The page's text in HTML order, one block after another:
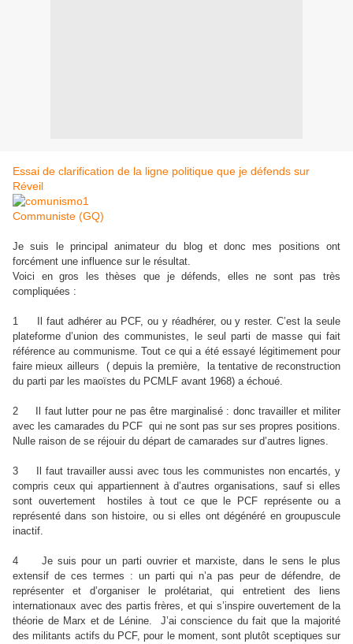
Essai de clarification de la ligne politique que je défends sur
Réveil
Communiste (GQ)
Je suis le principal animateur du blog et donc mes positions ont
forcément une influence sur le résultat.
Voici en gros les thèses que je défends, elles ne sont pas très
compliquées :
1 Il faut adhérer au PCF, ou y réadhérer, ou y rester. C’est la seule
plateforme d’union des communistes, le seul parti de masse qui fait
référence au communisme. Tout ce qui a été essayé légitimement pour
faire mieux ailleurs ( depuis la première, la tentative de reconstruction
du parti par les maoïstes du PCMLF avant 1968) a échoué.
2 Il faut lutter pour ne pas être marginalisé : donc travailler et militer
avec les camarades du PCF qui ne sont pas sur ses propres positions.
Nulle raison de se réjouir du départ de camarades sur d’autres lignes.
3 Il faut travailler aussi avec tous les communistes non encartés, y
compris ceux qui appartiennent à d’autres organisations, sauf si elles
sont ouvertement hostiles à tout ce que le PCF représente ou a
représenté dans son histoire, ou si elles ont dégénéré en groupuscule
inactif.
4 Je suis pour un parti ouvrier et marxiste, dans le sens le plus
extensif de ces termes : un parti qui n’a pas peur de défendre, de
représenter et d’organiser le prolétariat, qui entretient des liens
internationaux avec des partis frères, et qui s’inspire ouvertement de la
théorie de Marx et de Lénine. J’ai conscience du fait que la majorité
des militants actifs du PCF, pour le moment, sont plutôt sceptiques sur